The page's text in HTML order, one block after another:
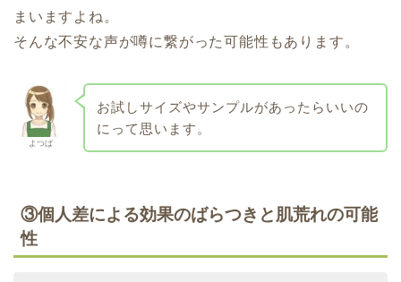
まいますよね。
そんな不安な声が噂に繋がった可能性もあります。
よつば
お試しサイズやサンプルがあったらいいの
にって思います。
③個人差による効果のばらつきと肌荒れの可能
性